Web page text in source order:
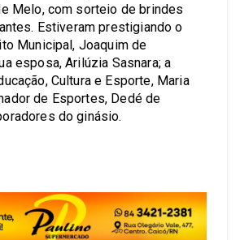
Melo, com sorteio de brindes
Estiveram prestigiando o
Municipal, Joaquim de
esposa, Arilúzia Sasnara; a
Cultura e Esporte, Maria
de Esportes, Dedé de
do ginásio.